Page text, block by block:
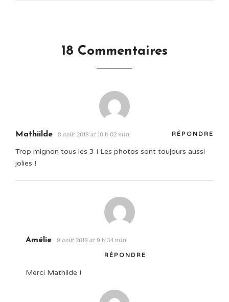
18 Commentaires
Mathiilde 8 août 2018 at 10 h 02 min RÉPONDRE
Trop mignon tous les 3 ! Les photos sont toujours aussi
jolies !
Amélie 9 août 2018 at 9 h 34 min
RÉPONDRE
Merci Mathilde !